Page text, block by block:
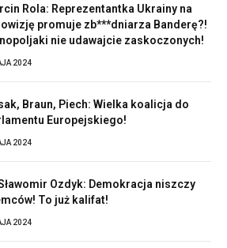
Rola: Reprezentantka Ukrainy na
promuje zb***dniarza Banderę?!
nie udawajcie zaskoczonych!
2024
Braun, Piech: Wielka koalicja do
Europejskiego!
2024
Ozdyk: Demokracja niszczy
To już kalifat!
2024